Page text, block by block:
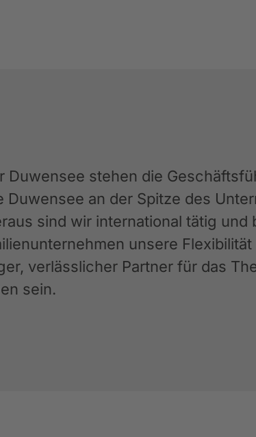
Duwensee stehen die
Duwensee an der Spitze des
sind wir international tätig und
unsere
verlässlicher Partner für das
sein.